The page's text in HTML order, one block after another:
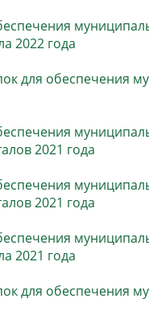
2022 года
для обеспечения
2021 года
2021 года
2021 года
для обеспечения